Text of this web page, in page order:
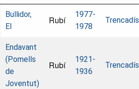
Bullidor,
El
Rubí
1977-
1978
Trencadís
Endavant
(Pomells
de
Joventut)
Rubí
1921-
1936
Trencadís